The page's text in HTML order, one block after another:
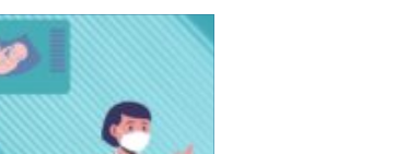
behageligt indeklima.
Priserne på energi
svinger, kravene til CO2-
reduktion stiger, og
gamle elradiatorer, olie-